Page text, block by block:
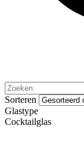
Sorteren
Glastype
Cocktailglas